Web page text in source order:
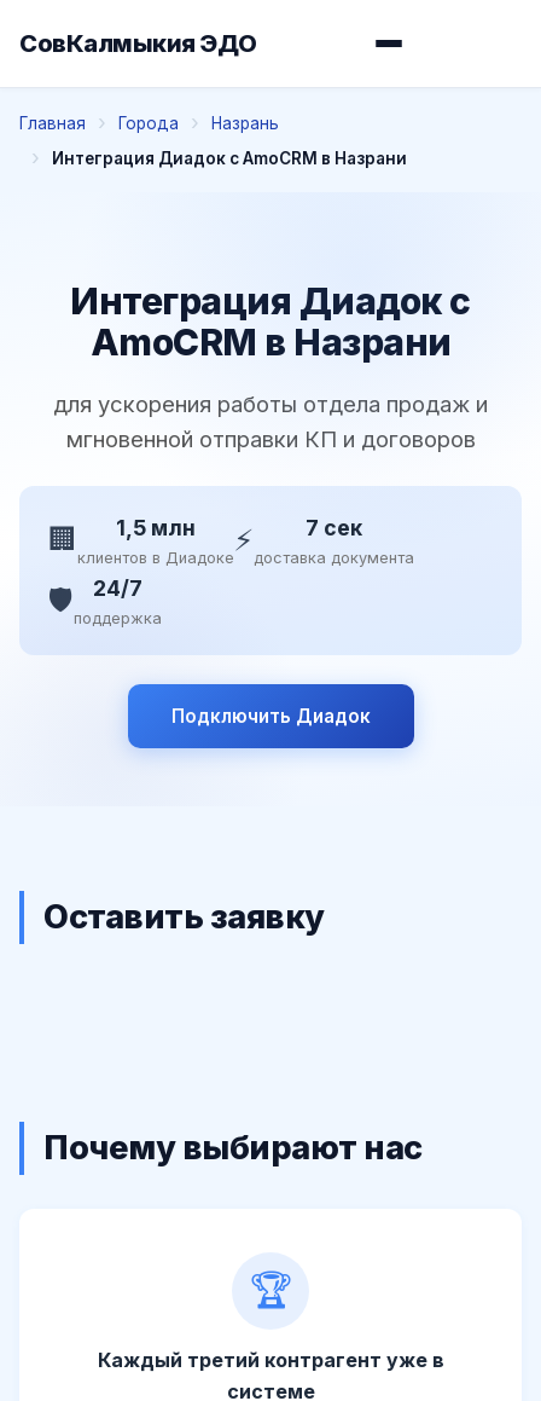
СовКалмыкия ЭДО
Главная Города
Назрань
Интеграция Диадок с AmoCRM в Назрани
Интеграция Диадок с
AmoCRM в Назрани
для ускорения работы отдела продаж и
мгновенной отправки КП и договоров
🏢 1,5 млн
клиентов в Диадоке⚡ 7 сек
доставка документа
🛡️ 24/7
поддержка
Подключить Диадок
Оставить заявку
Почему выбирают нас
🏆
Каждый третий контрагент уже в
системе